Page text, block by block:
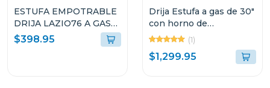
ESTUFA EMPOTRABLE
DRIJA LAZIO76 A GAS
DE 76CM CON 5
QUEMADORES
$398.95
Drija Estufa a gas de 30"
con horno de
convección
(1)
$1,299.95